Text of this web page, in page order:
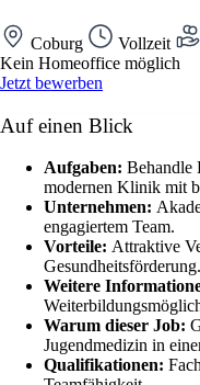
Coburg Vollzeit
Kein Homeoffice möglich
Jetzt bewerben
Auf einen Blick
Aufgaben: Behandle
modernen Klinik mit
Unternehmen:
engagiertem Team.
Vorteile: Attraktive
Gesundheitsförderung.
Weitere
Warum dieser Job:
Jugendmedizin in
Qualifikationen: